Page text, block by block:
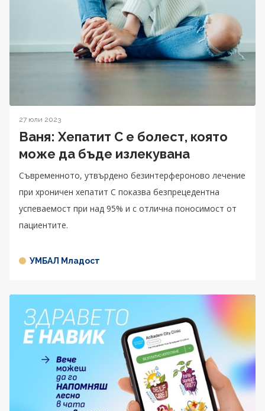
27 юли 2023
Ваня: Хепатит С е болест, която
може да бъде излекувана
Съвременното, утвърдено безинтерфероново лечение
при хроничен хепатит С показва безпрецедентна
успеваемост при над 95% и с отлична поносимост от
пациентите.
УМБАЛ Младост